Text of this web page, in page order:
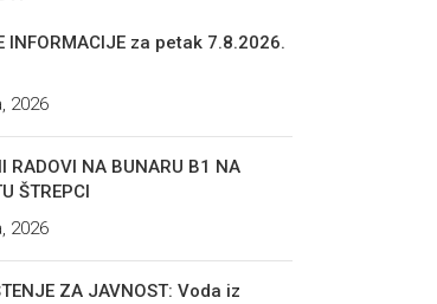
INFORMACIJE za petak 7.8.2026.
2026
RADOVI NA BUNARU B1 NA
ŠTREPCI
2026
ZA JAVNOST: Voda iz